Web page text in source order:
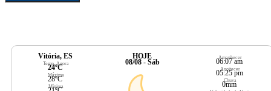
Vitória, ES
Temp. Agora
24ºC
Máxima
28ºC
Mínima
HOJE
08/08 - Sáb
Amanhecer
06:07 am
Anoitecer
05:25 pm
Chuva
0mm